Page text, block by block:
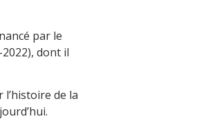
par le
dont il
de la